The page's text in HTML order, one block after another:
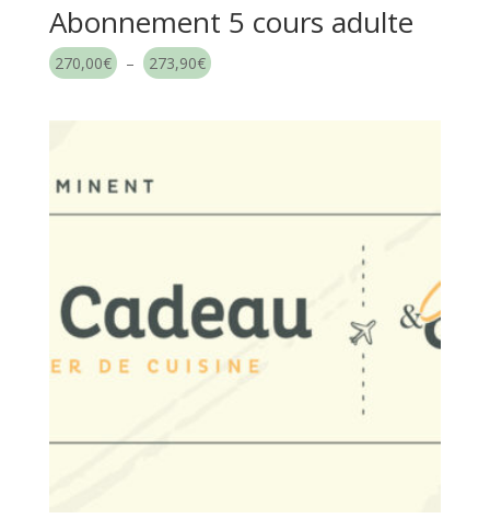
Abonnement 5 cours adulte
270,00€ – 273,90€ Plage